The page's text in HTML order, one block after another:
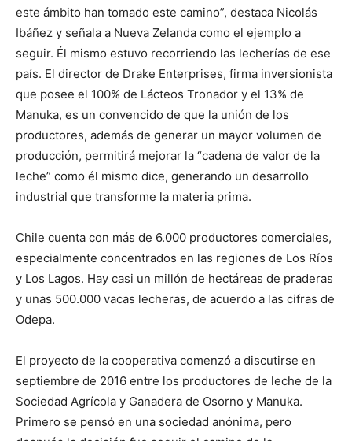
este ámbito han tomado este camino”, destaca Nicolás
Ibáñez y señala a Nueva Zelanda como el ejemplo a
seguir. Él mismo estuvo recorriendo las lecherías de ese
país. El director de Drake Enterprises, firma inversionista
que posee el 100% de Lácteos Tronador y el 13% de
Manuka, es un convencido de que la unión de los
productores, además de generar un mayor volumen de
producción, permitirá mejorar la “cadena de valor de la
leche” como él mismo dice, generando un desarrollo
industrial que transforme la materia prima.
Chile cuenta con más de 6.000 productores comerciales,
especialmente concentrados en las regiones de Los Ríos
y Los Lagos. Hay casi un millón de hectáreas de praderas
y unas 500.000 vacas lecheras, de acuerdo a las cifras de
Odepa.
El proyecto de la cooperativa comenzó a discutirse en
septiembre de 2016 entre los productores de leche de la
Sociedad Agrícola y Ganadera de Osorno y Manuka.
Primero se pensó en una sociedad anónima, pero